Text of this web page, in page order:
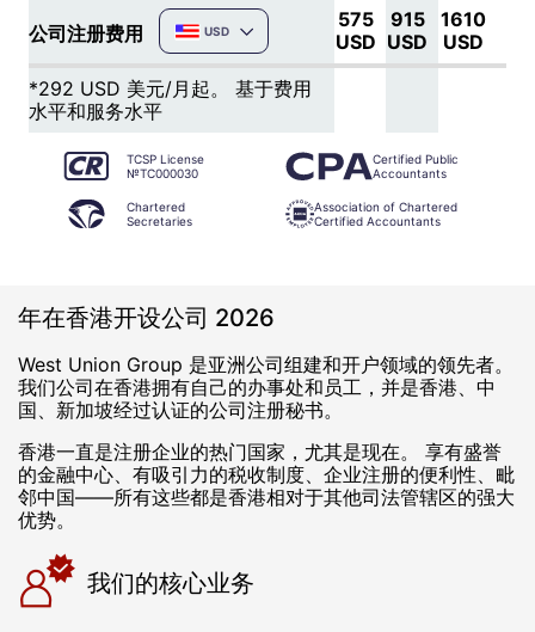
公司注册费用 USD
575
USD
915
USD
1610
USD
*292 USD 美元/月起。 基于费用
水平和服务水平
TCSP License
№TC000030
Certified Public
Accountants
Chartered
Secretaries
Association of Chartered
Certified Accountants
年在香港开设公司 2026
West Union Group 是亚洲公司组建和开户领域的领先者。
我们公司在香港拥有自己的办事处和员工，并是香港、中
国、新加坡经过认证的公司注册秘书。
香港一直是注册企业的热门国家，尤其是现在。 享有盛誉
的金融中心、有吸引力的税收制度、企业注册的便利性、毗
邻中国——所有这些都是香港相对于其他司法管辖区的强大
优势。
我们的核心业务